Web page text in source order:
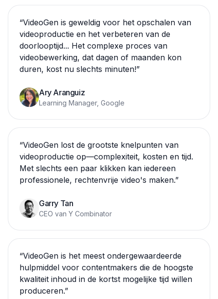
“VideoGen is geweldig voor het opschalen van
videoproductie en het verbeteren van de
doorlooptijd... Het complexe proces van
videobewerking, dat dagen of maanden kon
duren, kost nu slechts minuten!”
Ary Aranguiz
Learning Manager, Google
“VideoGen lost de grootste knelpunten van
videoproductie op—complexiteit, kosten en tijd.
Met slechts een paar klikken kan iedereen
professionele, rechtenvrije video's maken.”
Garry Tan
CEO van Y Combinator
“VideoGen is het meest ondergewaardeerde
hulpmiddel voor contentmakers die de hoogste
kwaliteit inhoud in de kortst mogelijke tijd willen
produceren.”